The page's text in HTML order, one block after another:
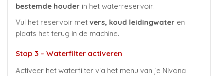
bestemde houder in het waterreservoir.
Vul het reservoir met vers, koud leidingwater en
plaats het terug in de machine.
Stap 3 – Waterfilter activeren
Activeer het waterfilter via het menu van je Nivona